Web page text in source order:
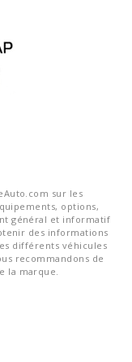
sur les
options,
général et informatif
des informations
différents véhicules
recommandons de
la marque.